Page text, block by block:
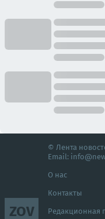
ZOV
© Лента
Email:
О нас
Контакты
Редакционная